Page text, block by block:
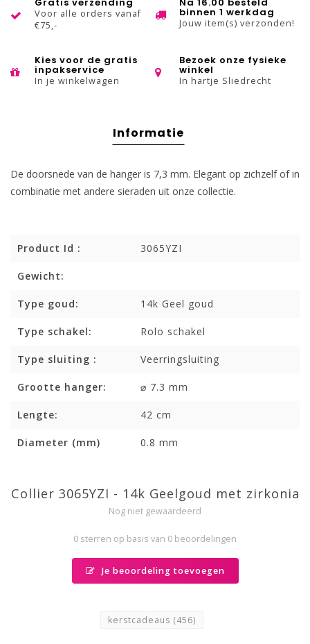
Voor alle orders vanaf
€75,-
binnen 1 werkdag
Jouw item(s) verzonden!
Kies voor de gratis
inpakservice
In je winkelwagen
Bezoek onze fysieke
winkel
In hartje Sliedrecht
Informatie
De doorsnede van de hanger is 7,3 mm. Elegant op zichzelf of in
combinatie met andere sieraden uit onze collectie.
Product Id : 3065YZI
Gewicht:
Type goud: 14k Geel goud
Type schakel: Rolo schakel
Type sluiting : Veerringsluiting
Grootte hanger: ⌀ 7.3 mm
Lengte: 42 cm
Diameter (mm) 0.8 mm
Collier 3065YZI - 14k Geelgoud met zirkonia
Nog niet gewaardeerd
0 sterren op basis van 0 beoordelingen
Je beoordeling toevoegen
kerstcadeaus (456)